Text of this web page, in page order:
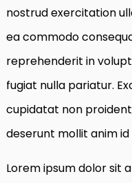
nostrud exercitation
ea commodo
reprehenderit in
fugiat nulla pariatur.
cupidatat non
deserunt mollit anim
Lorem ipsum dolor sit